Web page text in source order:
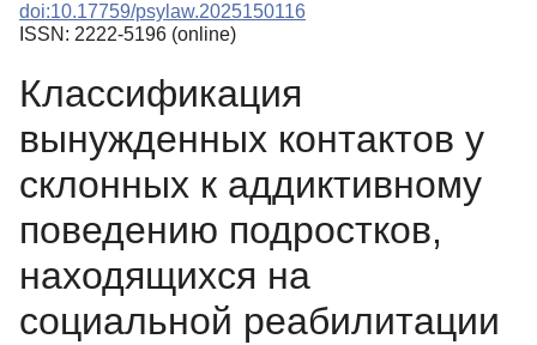
КЛЮЧЕВЫЕ СЛОВА
Регистрация
doi:10.17759/psylaw.2025150116
ISSN: 2222-5196 (online)
Классификация
вынужденных контактов у
склонных к аддиктивному
поведению подростков,
находящихся на
социальной реабилитации